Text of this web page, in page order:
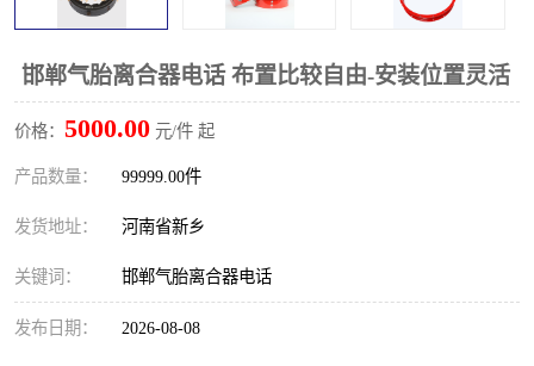
邯郸气胎离合器电话 布置比较自由-安装位置灵活
价格： 5000.00 元/件 起
产品数量： 99999.00件
发货地址： 河南省新乡
关键词： 邯郸气胎离合器电话
发布日期： 2026-08-08